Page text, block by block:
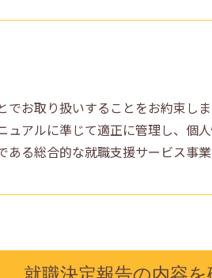
お取り扱いすることをお約束しま
アルに準じて適正に管理し、個
る総合的な就職支援サービス事